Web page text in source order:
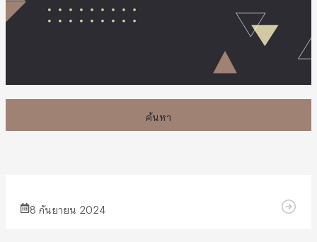
ค้นหา
8 กันยายน 2024